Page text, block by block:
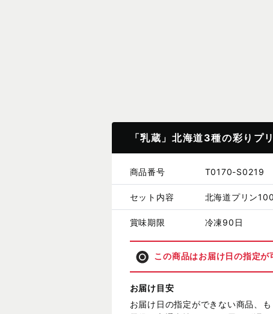
「乳蔵」北海道3種の彩りプ
商品番号 T0170-S0219
セット内容 北海道プリン
賞味期限 冷凍90日
この商品はお届け日の指定が
お届け目安
お届け日の指定ができない商品、